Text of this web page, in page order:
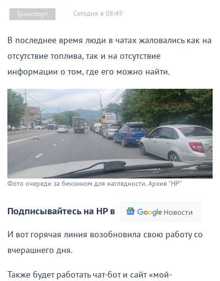
Транспорт Сегодня в 08:49
В последнее время люди в чатах жаловались как на
отсутствие топлива, так и на отсутствие
информации о том, где его можно найти.
Фото очереди за бензином для наглядности. Архив "НР"
Подписывайтесь на НР в
И вот горячая линия возобновила свою работу со
вчерашнего дня.
Также будет работать чат-бот и сайт «мой-